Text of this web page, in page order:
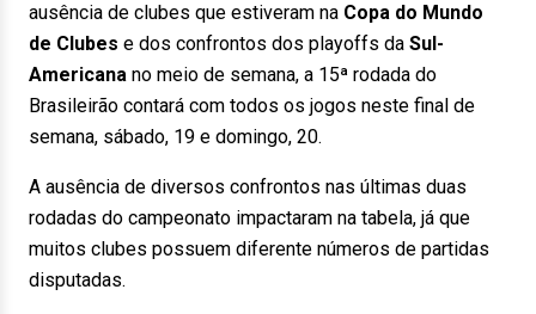
ausência de clubes que estiveram na Copa do Mundo
de Clubes e dos confrontos dos playoffs da Sul-
Americana no meio de semana, a 15ª rodada do
Brasileirão contará com todos os jogos neste final de
semana, sábado, 19 e domingo, 20.
A ausência de diversos confrontos nas últimas duas
rodadas do campeonato impactaram na tabela, já que
muitos clubes possuem diferente números de partidas
disputadas.